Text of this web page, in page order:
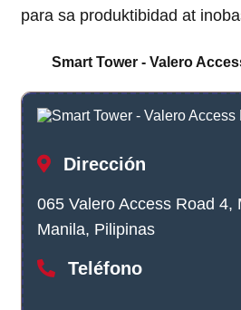
para sa produktibidad at
Smart Tower - Valero
Dirección
065 Valero Access Road 4,
Manila, Pilipinas
Teléfono